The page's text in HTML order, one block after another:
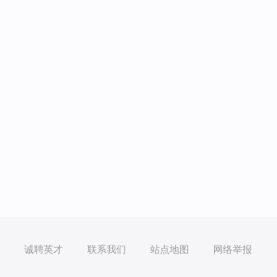
诚聘英才 联系我们 站点地图 网络举报